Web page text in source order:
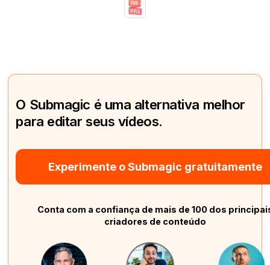
O Submagic é uma alternativa melhor
para editar seus vídeos.
Experimente o Submagic gratuitamente
Conta com a confiança de mais de 100 dos
criadores de conteúdo